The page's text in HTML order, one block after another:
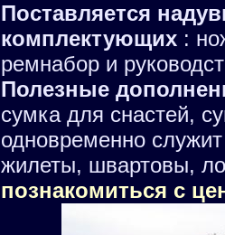
Поставляется
комплектующих :
ремнабор и
Полезные
сумка для снастей,
одновременно
жилеты, швартовы,
познакомиться с